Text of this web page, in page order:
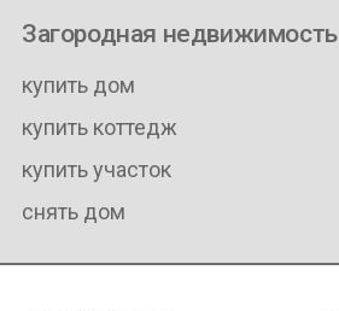
Загородная недвижимость
купить дом
купить коттедж
купить участок
снять дом